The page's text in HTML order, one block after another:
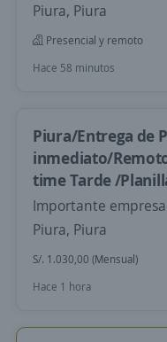
Piura, Piura
Presencial y remoto
Hace 58 minutos
Piura/Entrega de
inmediato/
time Tarde /
Importante
Piura, Piura
S/. 1.030,00 (Mensual)
Hace 1 hora